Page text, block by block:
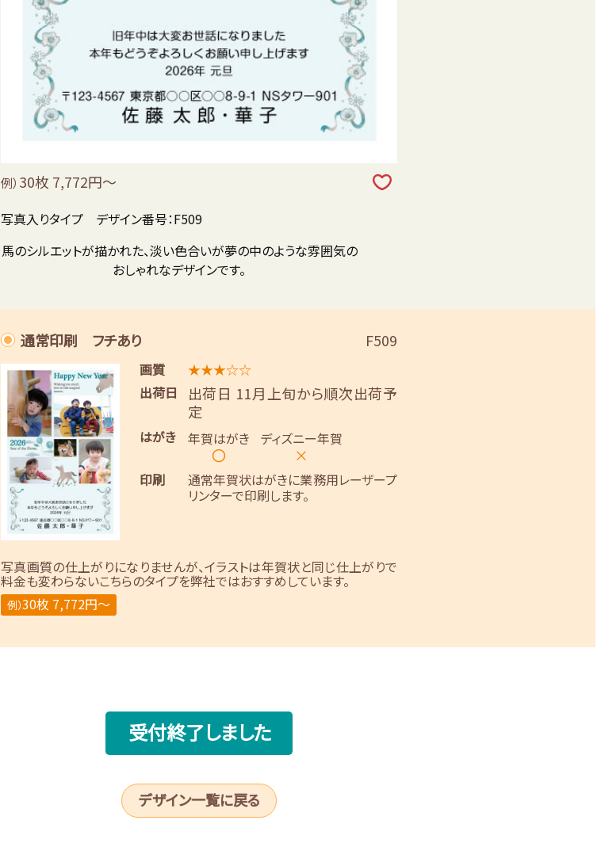
例） 30枚 7,772円～
写真入りタイプ デザイン番号：F509
馬のシルエットが描かれた、淡い色合いが夢の中のような雰囲気の
おしゃれなデザインです。
通常印刷 フチあり F509
画質
★★★☆☆
出荷日
出荷日 11月上旬から順次出荷予
定
はがき 年賀はがき
〇
ディズニー年賀
×
印刷
通常年賀状はがきに業務用レーザープ
リンターで印刷します。
写真画質の仕上がりになりませんが、イラストは年賀状と同じ仕上がりで
料金も変わらないこちらのタイプを弊社ではおすすめしています。
例）30枚 7,772円～
受付終了しました
デザイン一覧に戻る